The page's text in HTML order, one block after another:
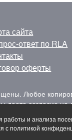
сайта
ответ по RLA
оферты
Любое
даете согласие
и анализа
с политикой